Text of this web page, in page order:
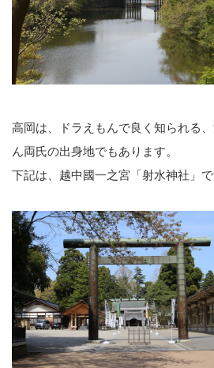
高岡は、ドラえもんで良く知られる
ん両氏の出身地でもあります。
下記は、越中國一之宮「射水神社」で